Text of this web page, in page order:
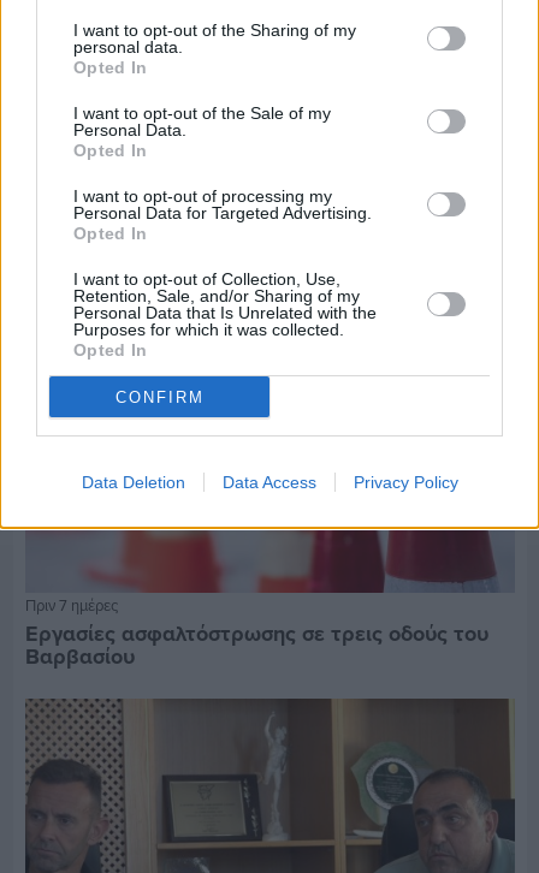
I want to opt-out of the Sharing of my
personal data.
Opted In
I want to opt-out of the Sale of my
Personal Data.
Opted In
I want to opt-out of processing my
Personal Data for Targeted Advertising.
Opted In
I want to opt-out of Collection, Use,
Retention, Sale, and/or Sharing of my
Personal Data that Is Unrelated with the
Purposes for which it was collected.
Opted In
CONFIRM
Data Deletion Data Access Privacy Policy
Πριν 7 ημέρες
Τρίτος στη σφαιροβολία στη διεθνή συνάντηση
Ελλάδας–Κύπρου Κ18 ο Δημήτρης Τέλλιος
Πριν 7 ημέρες
Εργασίες ασφαλτόστρωσης σε τρεις οδούς του
Βαρβασίου